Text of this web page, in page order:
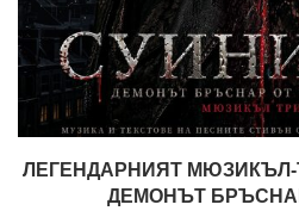
ЛЕГЕНДАРНИЯТ
ДЕМОНЪТ